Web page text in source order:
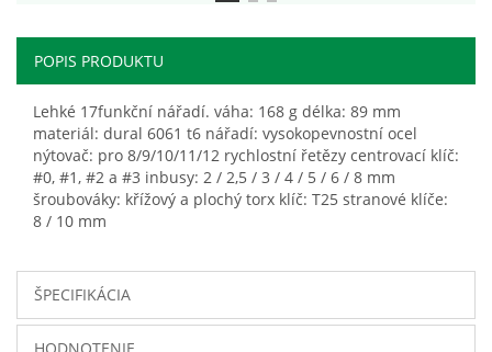
POPIS PRODUKTU
Lehké 17funkční nářadí. váha: 168 g délka: 89 mm
materiál: dural 6061 t6 nářadí: vysokopevnostní ocel
nýtovač: pro 8/9/10/11/12 rychlostní řetězy centrovací klíč:
#0, #1, #2 a #3 inbusy: 2 / 2,5 / 3 / 4 / 5 / 6 / 8 mm
šroubováky: křížový a plochý torx klíč: T25 stranové klíče:
8 / 10 mm
ŠPECIFIKÁCIA